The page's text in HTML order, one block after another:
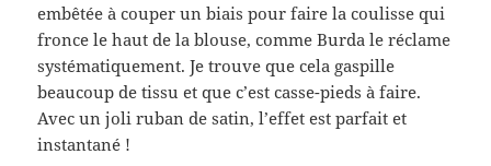
embêtée à couper un biais pour faire la coulisse qui
fronce le haut de la blouse, comme Burda le réclame
systématiquement. Je trouve que cela gaspille
beaucoup de tissu et que c’est casse-pieds à faire.
Avec un joli ruban de satin, l’effet est parfait et
instantané !